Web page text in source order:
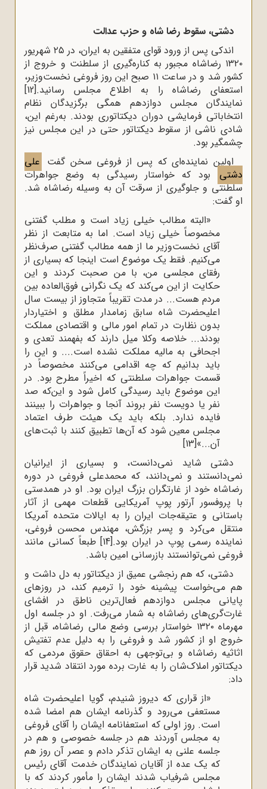
دشتی، سقوط رضا شاه و حزب عدالت
اندکی پس از ورود قوای متفقین به ایران، در ۲۵ شهریور
۱۳۲۰ رضاشاه مجبور به کناره‌گیری از سلطنت و خروج از
کشور شد و در ساعت ۱۱ صبح این روز فروغی نخست‌وزیر،
استعفای رضاشاه را به اطلاع مجلس رسانید.[12]
نمایندگان مجلس دوازدهم همگی برگزیدگان نظام
انتخاباتی فرمایشی دوران دیکتاتوری بودند. به‌رغم این،
شادی ناشی از سقوط دیکتاتور حتى در این مجلس نیز
چشمگیر بود.
اولین نماینده‌ای که پس از فروغی سخن گفت علی
دشتی
بود که خواستار رسیدگی به وضع جواهرات
سلطنتی و جلوگیری از سرقت آن به وسیله رضاشاه شد.
او گفت:
«البته مطالب خیلی زیاد است و مطلب گفتنی
مخصوصاً خیلی زیاد است. اما به متابعت از نظر
آقای نخست‌وزیر ما از همه مطالب گفتنی صرف‌نظر
می‌کنیم. فقط یک موضوع است اینجا که بسیاری از
رفقای مجلسی من، با من صحبت کردند و این
حکایت از این می‌کند که یک نگرانی فوق‌العاده بین
مردم هست... در مدت تقریباً متجاوز از بیست سال
اعلیحضرت شاه سابق زمامدار مطلق و اختیاردار
بدون نظارت در تمام امور مالی و اقتصادی مملکت
بودند... خلاصه وکلا میل دارند که بفهمند تعدی و
اجحافی به مالیه مملکت نشده است.... و این را
باید بدانیم که چه اقدامی می‌کنند مخصوصاً در
قسمت جواهرات سلطنتی که اخیراً مطرح بود. در
این موضوع باید رسیدگی کامل شود و این‌که صد
نفر یا دویست نفر بروند آنجا و جواهرات را ببینند
فایده ندارد. بلکه باید یک هیئت طرف اعتماد
مجلس معین شود که آن‌ها تطبیق کنند با ثبت‌های
آن...»[13]
دشتی شاید نمی‌دانست، و بسیاری از ایرانیان
نمی‌دانستند و نمی‌دانند، که محمدعلی فروغی در دوره
رضاشاه خود از غارتگران بزرگ ایران بود. او در همدستی
با پروفسور آرتور پوپ آمریکایی قطعات مهمی از آثار
باستانی و عتیقه‌جات ایران را به ایالات متحده آمریکا
منتقل می‌کرد و پسر بزرگش، مهندس محسن فروغی،
نماینده رسمی پوپ در ایران بود.[14]
طبعاً کسانی مانند
فروغی نمی‌توانستند بازرسانی امین باشد.
دشتی، که هم رنجشی عمیق از دیکتاتور به دل داشت و
هم می‌خواست پیشینه خود را ترمیم کند، در روزهای
پایانی مجلس دوازدهم فعال‌ترین ناطق در افشای
غارت‌گری‌های رضاشاه به شمار می‌رفت. او در جلسه اول
مهرماه ۱۳۲۰ خواستار بررسی وضع مالی رضاشاه، قبل از
خروج او از کشور شد و فروغی را به دلیل عدم تفتیش
اثاثیه رضاشاه و بی‌توجهی به احقاق حقوق مردمی که
دیکتاتور املاک‌شان را به غارت برده مورد انتقاد شدید قرار
داد:
«از قراری که دیروز شنیدم، گویا اعلیحضرت شاه
مستعفی می‌رود و گذرنامه ایشان هم امضا شده
است. روز اولی که استعفانامه ایشان را آقای فروغی
به مجلس آوردند هم در جلسه خصوصی و هم در
جلسه علنی به ایشان تذکر دادم و عصر آن روز هم
که یک عده از آقایان نمایندگان خدمت آقای رئیس
مجلس شرفیاب شدند ایشان را مأمور کردند که با